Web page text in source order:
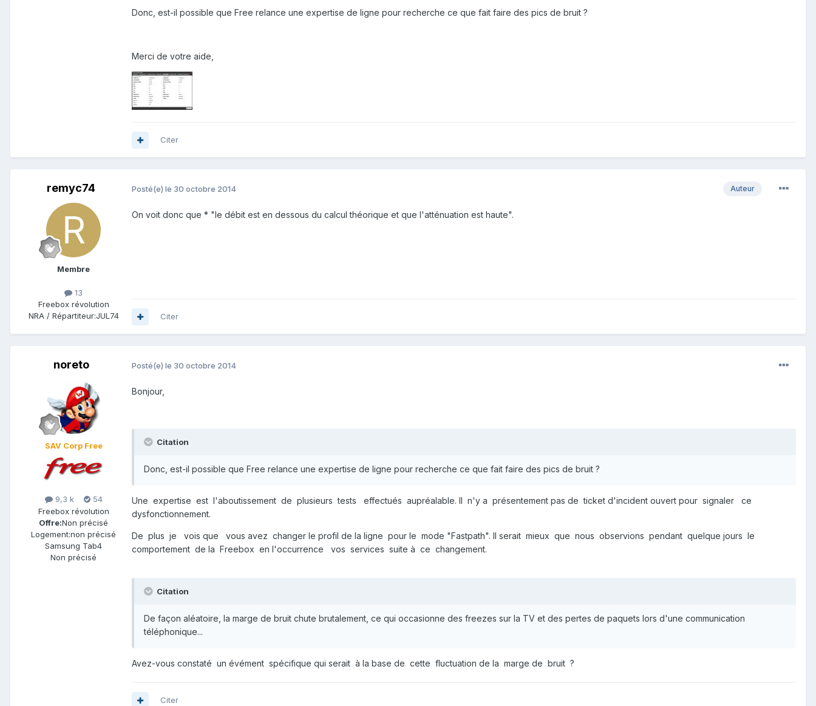
Donc, est-il possible que Free relance une expertise de ligne pour recherche ce que fait faire des pics de bruit ?
Merci de votre aide,
Citer
remyc74
Membre
13
Freebox révolution
NRA / Répartiteur:JUL74
Auteur
Posté(e) le 30 octobre 2014
On voit donc que * "le débit est en dessous du calcul théorique et que l'atténuation est haute".
Citer
noreto
SAV Corp Free
9,3 k
54
Freebox révolution
Offre:Non précisé
Logement:non précisé
Samsung Tab4
Non précisé
Posté(e) le 30 octobre 2014
Bonjour,
Citation
Donc, est-il possible que Free relance une expertise de ligne pour recherche ce que fait faire des pics de bruit ?
Une expertise est l'aboutissement de plusieurs tests effectués aupréalable. Il n'y a présentement pas de ticket d'incident ouvert pour signaler ce
dysfonctionnement.
De plus je vois que vous avez changer le profil de la ligne pour le mode "Fastpath". Il serait mieux que nous observions pendant quelque jours le
comportement de la Freebox en l'occurrence vos services suite à ce changement.
Citation
De façon aléatoire, la marge de bruit chute brutalement, ce qui occasionne des freezes sur la TV et des pertes de paquets lors d'une communication
téléphonique...
Avez-vous constaté un évément spécifique qui serait à la base de cette fluctuation de la marge de bruit ?
Citer